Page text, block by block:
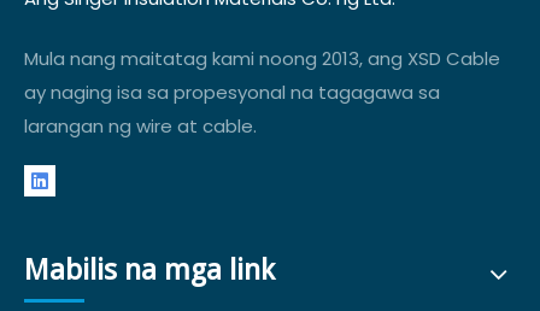
Mula nang maitatag kami noong 2013, ang XSD Cable
ay naging isa sa propesyonal na tagagawa sa
larangan ng wire at cable.
Mabilis na mga link